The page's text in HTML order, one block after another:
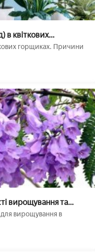
в квіткових
шкідників
горщиках. Причини
вирощування та
вирощування в